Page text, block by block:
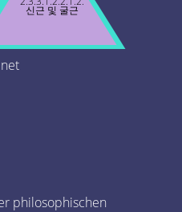
신근 및 굴근
philosophischen